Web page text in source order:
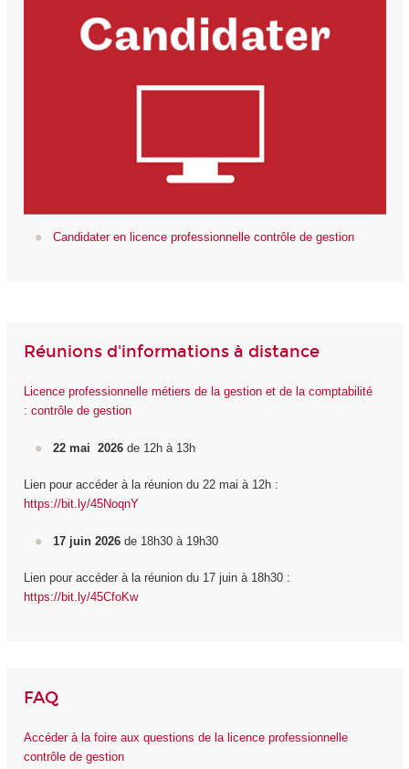
Candidater en licence professionnelle contrôle de gestion
Réunions d'informations à distance
Licence professionnelle métiers de la gestion et de la comptabilité
: contrôle de gestion
22 mai 2026 de 12h à 13h
Lien pour accéder à la réunion du 22 mai à 12h :
https://bit.ly/45NoqnY
17 juin 2026 de 18h30 à 19h30
Lien pour accéder à la réunion du 17 juin à 18h30 :
https://bit.ly/45CfoKw
FAQ
Accéder à la foire aux questions de la licence professionnelle
contrôle de gestion